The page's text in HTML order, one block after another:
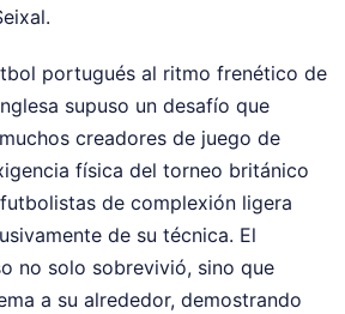
portugués al ritmo frenético de
supuso un desafío que
creadores de juego de
física del torneo británico
de complexión ligera
de su técnica. El
no solo sobrevivió, sino que
a su alrededor, demostrando